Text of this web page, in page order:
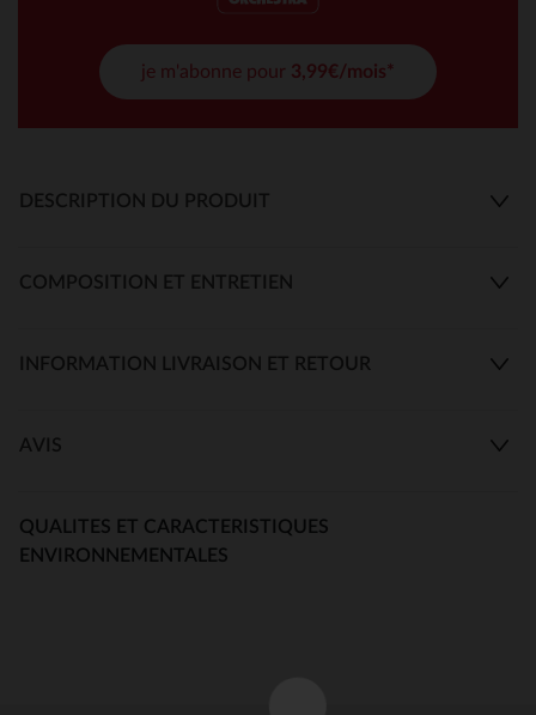
je m'abonne pour 3,99€/mois*
DESCRIPTION DU PRODUIT
COMPOSITION ET ENTRETIEN
INFORMATION LIVRAISON ET RETOUR
AVIS
QUALITES ET CARACTERISTIQUES
ENVIRONNEMENTALES